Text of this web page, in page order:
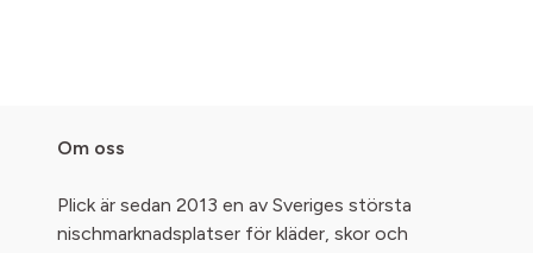
Om oss
Plick är sedan 2013 en av Sveriges största
nischmarknadsplatser för kläder, skor och